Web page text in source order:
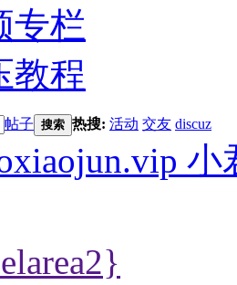
专栏
教程
帖子 搜索 热搜: 活动 交友 discuz